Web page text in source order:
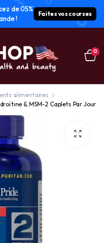
de 05%
!
Faites vos courses
0
alimentaires
& MSM-2 Caplets Par Jour